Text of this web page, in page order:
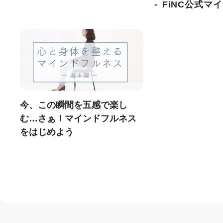
FiNC公式マ
今、この瞬間を五感で楽し
む…さぁ！マインドフルネス
をはじめよう